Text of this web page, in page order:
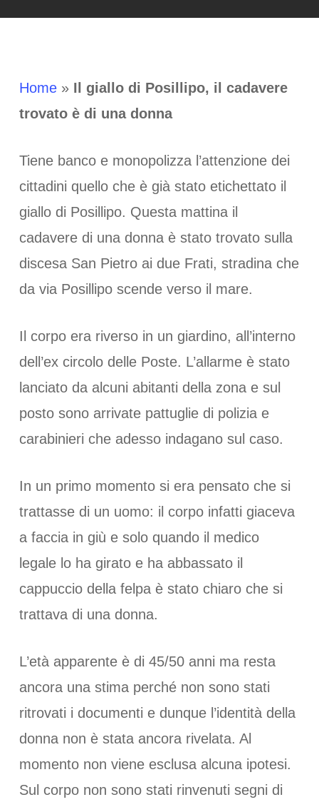
Home» Il giallo di Posillipo, il cadavere
trovato è di una donna
Tiene banco e monopolizza l’attenzione dei
cittadini quello che è già stato etichettato il
giallo di Posillipo. Questa mattina il
cadavere di una donna è stato trovato sulla
discesa San Pietro ai due Frati, stradina che
da via Posillipo scende verso il mare.
Il corpo era riverso in un giardino, all’interno
dell’ex circolo delle Poste. L’allarme è stato
lanciato da alcuni abitanti della zona e sul
posto sono arrivate pattuglie di polizia e
carabinieri che adesso indagano sul caso.
In un primo momento si era pensato che si
trattasse di un uomo: il corpo infatti giaceva
a faccia in giù e solo quando il medico
legale lo ha girato e ha abbassato il
cappuccio della felpa è stato chiaro che si
trattava di una donna.
L’età apparente è di 45/50 anni ma resta
ancora una stima perché non sono stati
ritrovati i documenti e dunque l’identità della
donna non è stata ancora rivelata. Al
momento non viene esclusa alcuna ipotesi.
Sul corpo non sono stati rinvenuti segni di